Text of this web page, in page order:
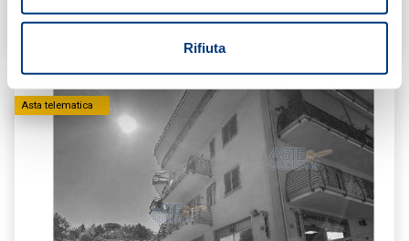
Con il tuo consenso, vorremmo anche:
raccogliere informazioni sulla tua posizione
Identificare il tuo dispositivo, scansionandolo
attivamente alla ricerca di caratteristiche specifiche
(impronte digitali).
Approfondisci come vengono elaborati i tuoi dati personali
e imposta le tue preferenze nellasezione dettagli. Puoi
modificare o ritirare il tuo consenso in qualsiasi momento
Rifiuta
€ 2.400
Lotto: 34
Condividi
Asta telematica